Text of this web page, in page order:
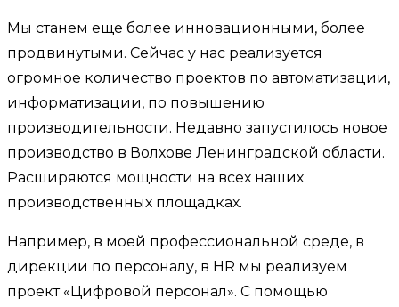
Мы станем еще более инновационными, более
продвинутыми. Сейчас у нас реализуется
огромное количество проектов по автоматизации,
информатизации, по повышению
производительности. Недавно запустилось новое
производство в Волхове Ленинградской области.
Расширяются мощности на всех наших
производственных площадках.
Например, в моей профессиональной среде, в
дирекции по персоналу, в HR мы реализуем
проект «Цифровой персонал». С помощью